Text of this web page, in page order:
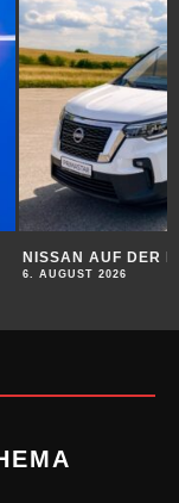
NISSAN AUF DER
6. AUGUST 2026